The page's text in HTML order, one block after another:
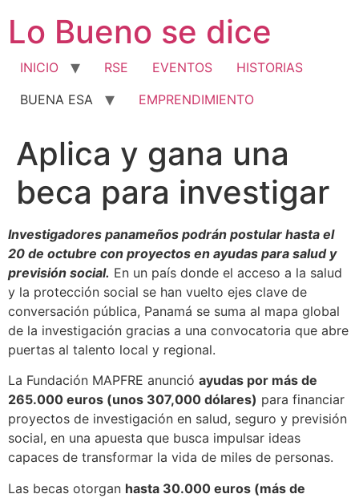
contenido
Lo Bueno se dice
INICIO RSE EVENTOS
HISTORIAS
BUENA ESA
EMPRENDIMIENTO
Aplica y gana una
beca para investigar
Investigadores panameños podrán postular hasta el
20 de octubre con proyectos en ayudas para salud y
previsión social. En un país donde el acceso a la salud
y la protección social se han vuelto ejes clave de
conversación pública, Panamá se suma al mapa global
de la investigación gracias a una convocatoria que abre
puertas al talento local y regional.
La Fundación MAPFRE anunció ayudas por más de
265.000 euros (unos 307,000 dólares) para financiar
proyectos de investigación en salud, seguro y previsión
social, en una apuesta que busca impulsar ideas
capaces de transformar la vida de miles de personas.
Las becas otorgan hasta 30.000 euros (más de